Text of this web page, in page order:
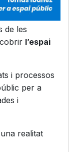
de les
l’espai
i processos
per a
i
realitat